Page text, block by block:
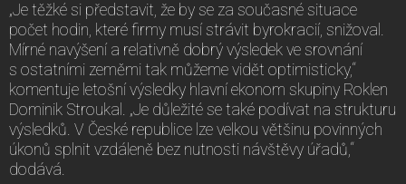
„Je těžké si představit, že by se za současné situace
počet hodin, které firmy musí strávit byrokracií, snižoval.
Mírné navýšení a relativně dobrý výsledek ve srovnání
s ostatními zeměmi tak můžeme vidět optimisticky,“
komentuje letošní výsledky hlavní ekonom skupiny Roklen
Dominik Stroukal. „Je důležité se také podívat na strukturu
výsledků. V České republice lze velkou většinu povinných
úkonů splnit vzdáleně bez nutnosti návštěvy úřadů,“
dodává.